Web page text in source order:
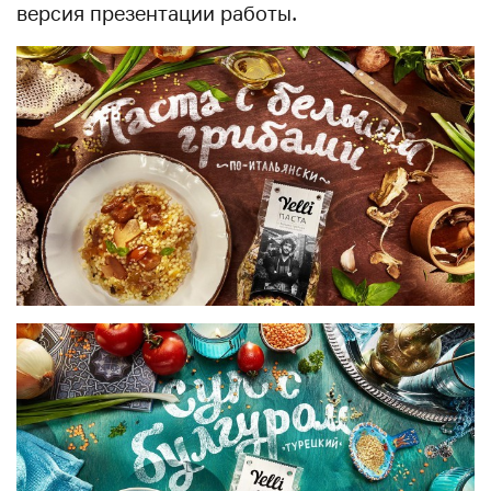
версия презентации работы.